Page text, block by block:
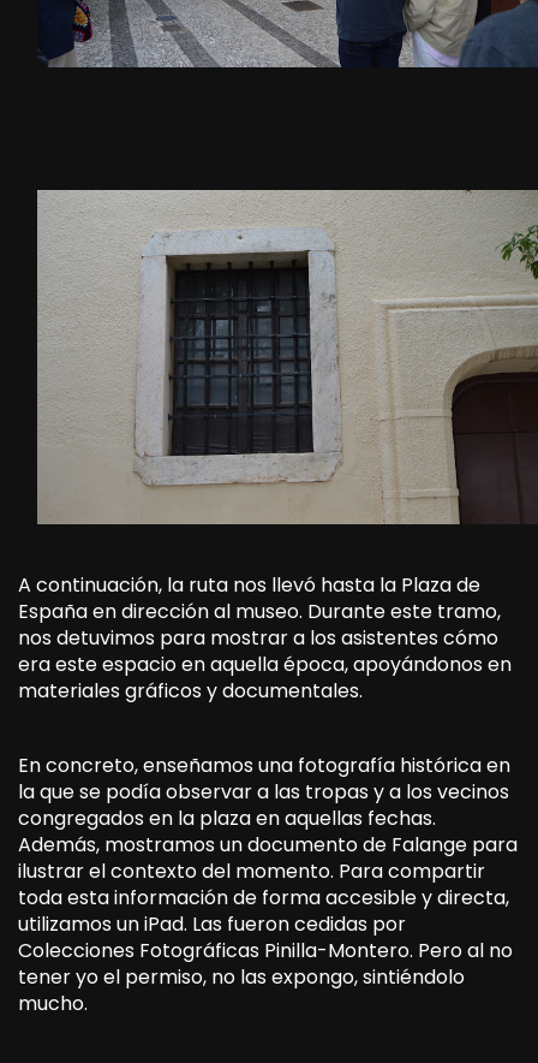
A continuación, la ruta nos llevó hasta la Plaza de
España en dirección al museo. Durante este tramo,
nos detuvimos para mostrar a los asistentes cómo
era este espacio en aquella época, apoyándonos en
materiales gráficos y documentales.
En concreto, enseñamos una fotografía histórica en
la que se podía observar a las tropas y a los vecinos
congregados en la plaza en aquellas fechas.
Además, mostramos un documento de Falange para
ilustrar el contexto del momento. Para compartir
toda esta información de forma accesible y directa,
utilizamos un iPad. Las fueron cedidas por
Colecciones Fotográficas Pinilla-Montero. Pero al no
tener yo el permiso, no las expongo, sintiéndolo
mucho.